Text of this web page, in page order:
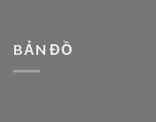
BẢN ĐỒ